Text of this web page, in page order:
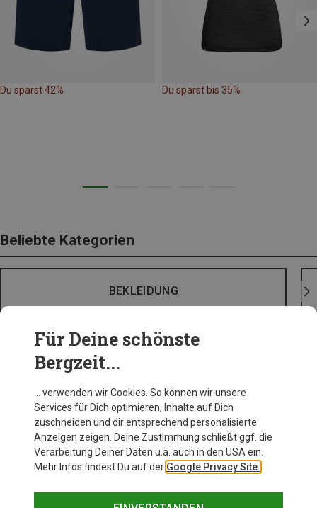
Du sparst 42% Du sparst bis 35%
Beliebte Kategorien
BEKLEIDUNG
Für Deine schönste
Bergzeit...
… verwenden wir Cookies. So können wir unsere
Services für Dich optimieren, Inhalte auf Dich
zuschneiden und dir entsprechend personalisierte
Anzeigen zeigen. Deine Zustimmung schließt ggf. die
Verarbeitung Deiner Daten u.a. auch in den USA ein.
Mehr Infos findest Du auf der Google Privacy Site.